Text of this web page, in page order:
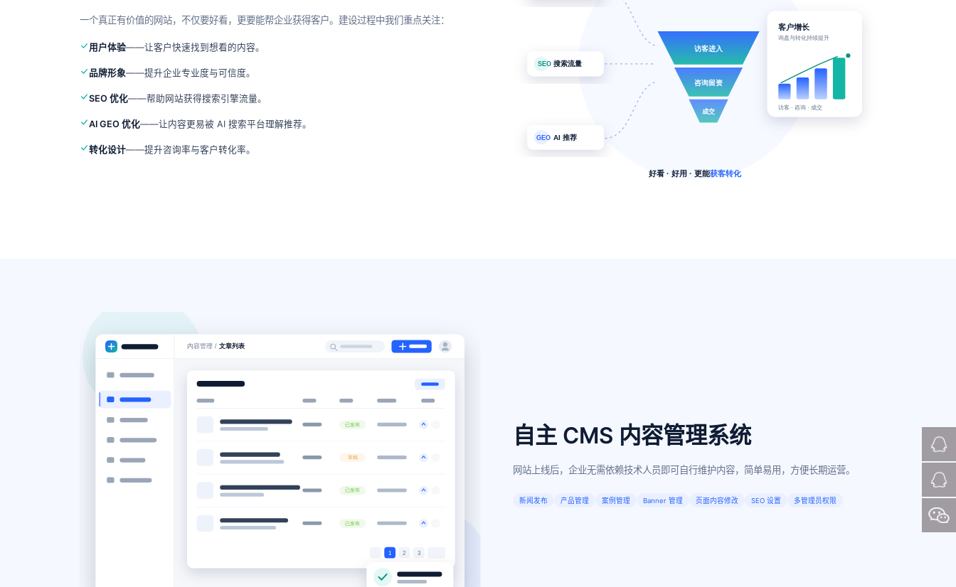
一个真正有价值的网站，不仅要好看，更要能帮企业获得客户。建设过程中我们重点关注：
用户体验——让客户快速找到想看的内容。
品牌形象——提升企业专业度与可信度。
SEO 优化——帮助网站获得搜索引擎流量。
AI GEO 优化——让内容更易被 AI 搜索平台理解推荐。
转化设计——提升咨询率与客户转化率。
自主 CMS 内容管理系统
网站上线后，企业无需依赖技术人员即可自行维护内容，简单易用，方便长期运营。
新闻发布 产品管理 案例管理 Banner 管理 页面内容修改 SEO 设置 多管理员权限